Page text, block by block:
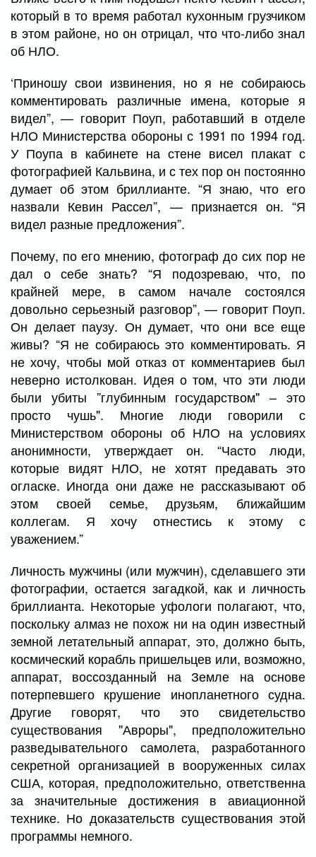
который в то время работал кухонным грузчиком
в этом районе, но он отрицал, что что-либо знал
об НЛО.
‘Приношу свои извинения, но я не собираюсь
комментировать различные имена, которые я
видел”, — говорит Поуп, работавший в отделе
НЛО Министерства обороны с 1991 по 1994 год.
У Поупа в кабинете на стене висел плакат с
фотографией Кальвина, и с тех пор он постоянно
думает об этом бриллианте. “Я знаю, что его
назвали Кевин Рассел”, — признается он. “Я
видел разные предложения”.
Почему, по его мнению, фотограф до сих пор не
дал о себе знать? “Я подозреваю, что, по
крайней мере, в самом начале состоялся
довольно серьезный разговор”, — говорит Поуп.
Он делает паузу. Он думает, что они все еще
живы? “Я не собираюсь это комментировать. Я
не хочу, чтобы мой отказ от комментариев был
неверно истолкован. Идея о том, что эти люди
были убиты ”глубинным государством" – это
просто чушь". Многие люди говорили с
Министерством обороны об НЛО на условиях
анонимности, утверждает он. “Часто люди,
которые видят НЛО, не хотят предавать это
огласке. Иногда они даже не рассказывают об
этом своей семье, друзьям, ближайшим
коллегам. Я хочу отнестись к этому с
уважением.”
Личность мужчины (или мужчин), сделавшего эти
фотографии, остается загадкой, как и личность
бриллианта. Некоторые уфологи полагают, что,
поскольку алмаз не похож ни на один известный
земной летательный аппарат, это, должно быть,
космический корабль пришельцев или, возможно,
аппарат, воссозданный на Земле на основе
потерпевшего крушение инопланетного судна.
Другие говорят, что это свидетельство
существования "Авроры", предположительно
разведывательного самолета, разработанного
секретной организацией в вооруженных силах
США, которая, предположительно, ответственна
за значительные достижения в авиационной
технике. Но доказательств существования этой
программы немного.